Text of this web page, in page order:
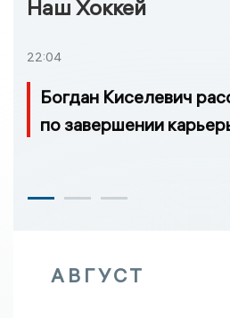
Наш Хоккей
22:04
Богдан Киселевич
по завершении
АВГУСТ